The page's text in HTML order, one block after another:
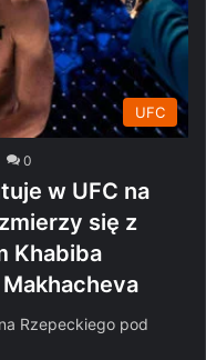
UFC
0
w UFC na
się z
Khabiba
Rzepeckiego pod